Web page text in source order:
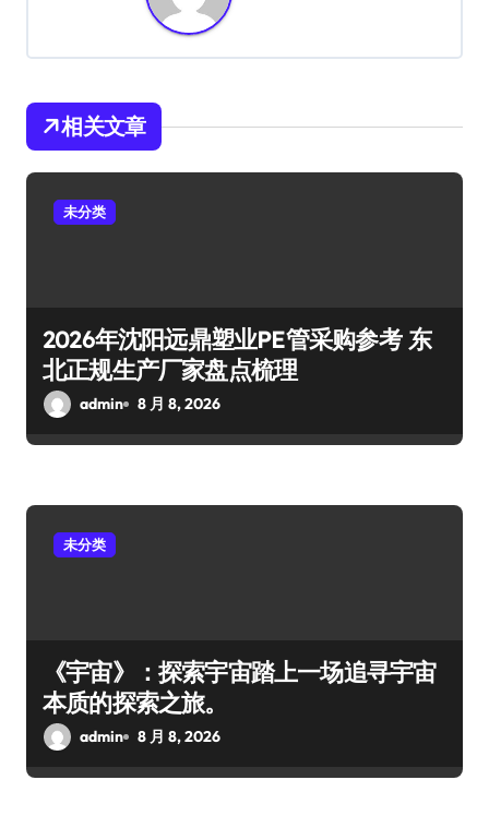
相关文章
未分类
2026年沈阳远鼎塑业PE管采购参考 东
北正规生产厂家盘点梳理
admin 8 月 8, 2026
未分类
《宇宙》：探索宇宙踏上一场追寻宇宙
本质的探索之旅。
admin 8 月 8, 2026